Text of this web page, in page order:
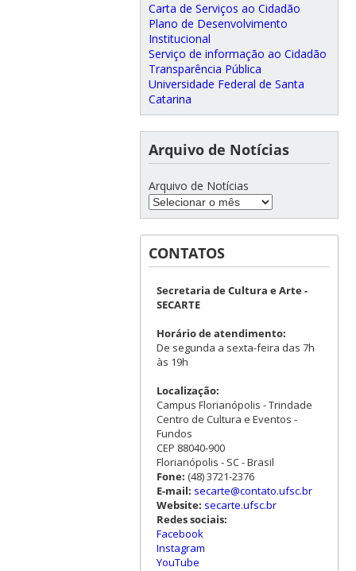
Carta de Serviços ao Cidadão
Plano de Desenvolvimento
Institucional
Serviço de informação ao Cidadão
Transparência Pública
Universidade Federal de Santa
Catarina
Arquivo de Notícias
Arquivo de Notícias
CONTATOS
Secretaria de Cultura e Arte -
SECARTE
Horário de atendimento:
De segunda a sexta-feira das 7h
às 19h
Localização:
Campus Florianópolis - Trindade
Centro de Cultura e Eventos -
Fundos
CEP 88040-900
Florianópolis - SC - Brasil
Fone: (48) 3721-2376
E-mail: secarte@contato.ufsc.br
Website: secarte.ufsc.br
Redes sociais:
Facebook
Instagram
YouTube